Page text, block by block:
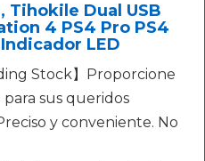
Tihokile Dual USB
4 PS4 Pro PS4
LED
Stock】Proporcione
sus queridos
y conveniente. No